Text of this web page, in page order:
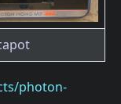
photon-